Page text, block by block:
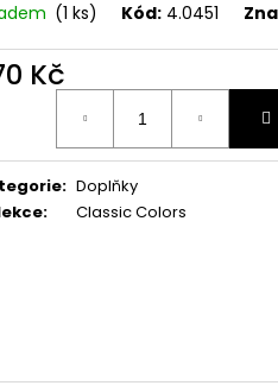
(1 ks) Kód: 4.0451
Kč
: Doplňky
: Classic Colors